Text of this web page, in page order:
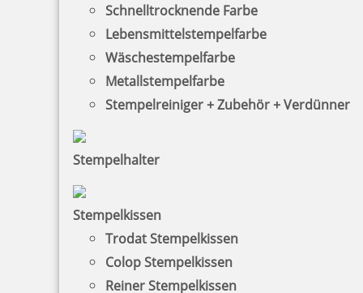
Schnelltrocknende Farbe
Lebensmittelstempelfarbe
Wäschestempelfarbe
Metallstempelfarbe
Stempelreiniger + Zubehör + Verdünner
Stempelhalter
Stempelkissen
Trodat Stempelkissen
Colop Stempelkissen
Reiner Stempelkissen
Versandinformationen
Zahlungsbedingungen